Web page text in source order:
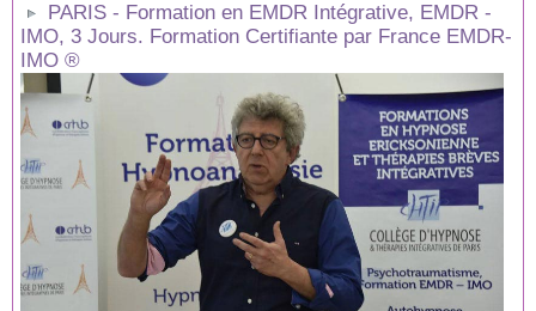
PARIS - Formation en EMDR Intégrative, EMDR -
IMO, 3 Jours. Formation Certifiante par France EMDR-
IMO ®